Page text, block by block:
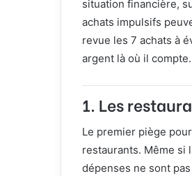
situation financière,
achats impulsifs
revue les 7 achats à
argent là où il compte.
1. Les
Le premier piège
restaurants. Même si
dépenses ne sont